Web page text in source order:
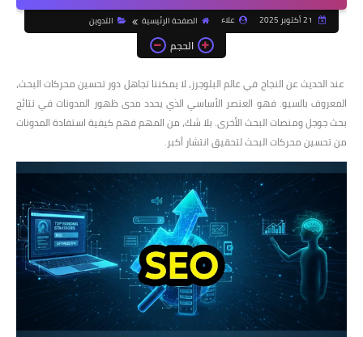
علاء الصفحة الرئيسية التدوين
الحجم
عند الحديث عن النجاح في عالم البلوجرز، لا يمكننا تجاهل دور تحسين محركات البحث،
المعروف بالسيو. فهو العنصر الأساسي الذي يحدد مدى ظهور المدونات في نتائج
بحث جوجل ومنصات البحث الأخرى. بلا شك، من المهم فهم كيفية استفادة المدونات
من تحسين محركات البحث لتحقيق انتشار أكبر.